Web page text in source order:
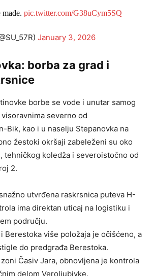
pic.twitter.com/G38uCym5SQ
January 3, 2026
borba za grad i
borbe se vode i unutar samog
severno od
Bik, kao i u naselju Stepanovka na
žestoki okršaji zabeleženi su oko
tehničkog koledža i severoistočno od
2.
utvrđena raskrsnica puteva H-
ima direktan uticaj na logistiku i
području.
Berestoka više položaja je očišćeno, a
do predgrađa Berestoka.
Časiv Jara, obnovljena je kontrola
delom Veroljubivke.